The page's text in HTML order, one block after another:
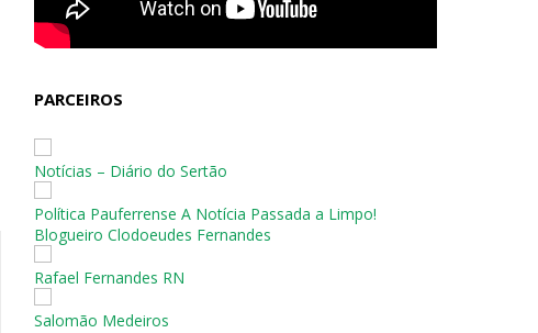
PARCEIROS
Notícias – Diário do Sertão
Política Pauferrense A Notícia Passada a Limpo!
Blogueiro Clodoeudes Fernandes
Rafael Fernandes RN
Salomão Medeiros